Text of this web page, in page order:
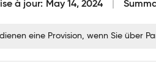
à jour: May 14, 2024
eine Provision, wenn Sie über